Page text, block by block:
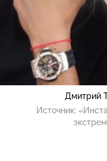
Дмитрий
Источник: